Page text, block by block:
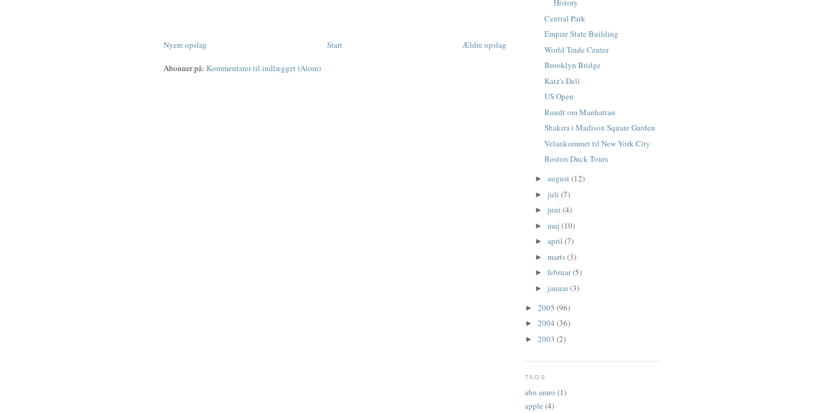
Nyere opslag Ældre opslag
Start
Abonner på: Kommentarer til indlægget (Atom)
History
Central Park
Empire State Building
World Trade Center
Brooklyn Bridge
Katz's Deli
US Open
Rundt om Manhattan
Shakira i Madison Square Garden
Velankommet til New York City
Boston Duck Tours
► august(12)
► juli (7)
► juni (4)
► maj (10)
► april (7)
► marts(3)
► februar(5)
► januar(3)
► 2005 (96)
► 2004 (36)
► 2003 (2)
TAGS
abn amro (1)
apple (4)